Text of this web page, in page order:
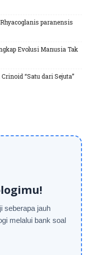
paranensis
Evolusi Manusia Tak
“Satu dari Sejuta”
seberapa jauh
melalui bank soal